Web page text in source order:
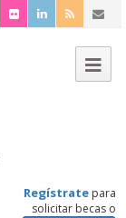
Regístrate para
solicitar becas o